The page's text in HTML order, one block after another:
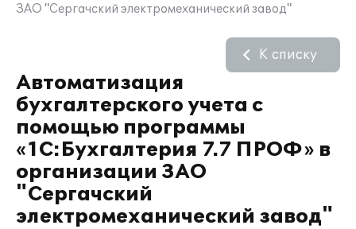
ЗАО "Сергачский электромеханический завод"
Автоматизация
бухгалтерского учета с
помощью программы
«1C:Бухгалтерия 7.7 ПРОФ» в
организации ЗАО
"Сергачский
электромеханический завод"
К списку